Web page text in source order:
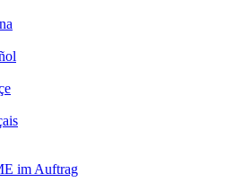
im Auftrag